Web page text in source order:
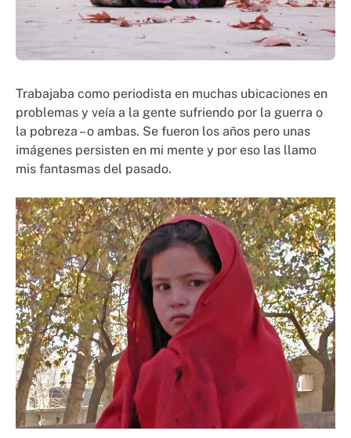
Trabajaba como periodista en muchas ubicaciones en
problemas y veía a la gente sufriendo por la guerra o
la pobreza – o ambas. Se fueron los años pero unas
imágenes persisten en mi mente y por eso las llamo
mis fantasmas del pasado.